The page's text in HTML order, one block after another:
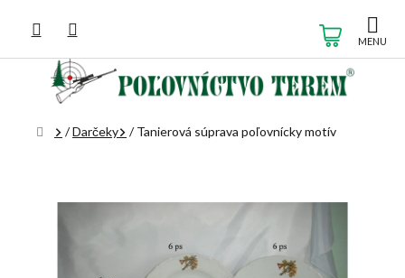
obsah
KOŠÍK
Domov
/Darčeky / Tanierová súprava poľovnícky motív